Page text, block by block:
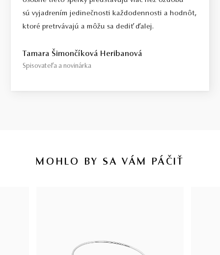
sú vyjadrením jedinečnosti každodennosti a hodnôt,
ktoré pretrvávajú a môžu sa dediť ďalej.
Tamara Šimončíková Heribanová
Spisovateľa a novinárka
MOHLO BY SA VÁM PÁČIŤ